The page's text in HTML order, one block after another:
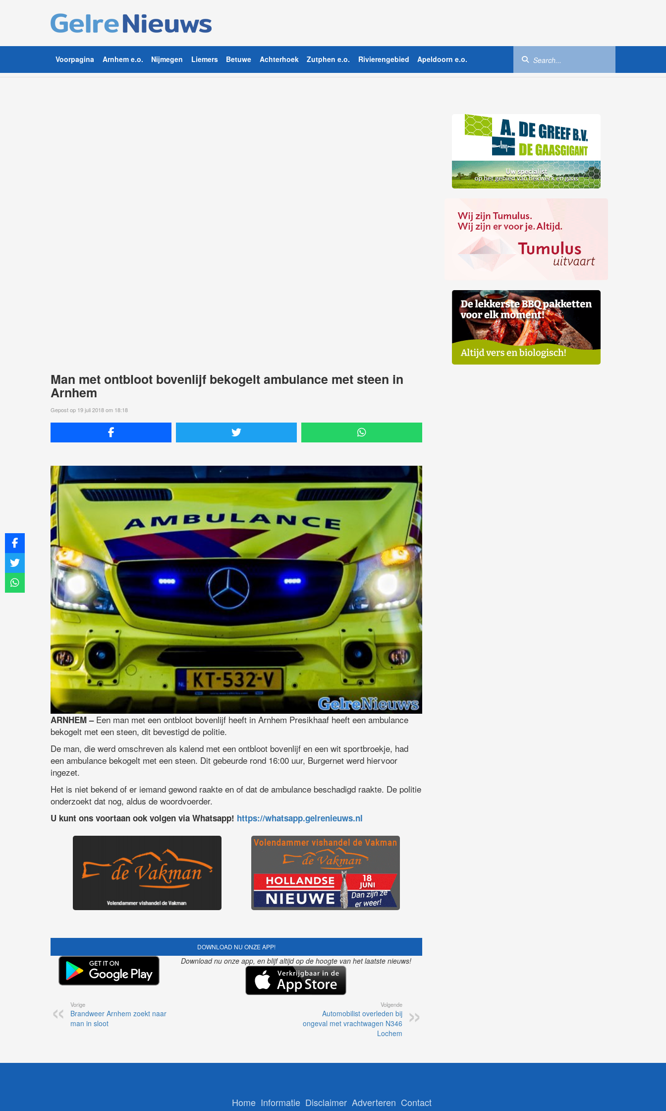
Voorpagina Arnhem e.o. Nijmegen Liemers Betuwe Achterhoek Zutphen e.o. Rivierengebied Apeldoorn e.o.
Man met ontbloot bovenlijf bekogelt ambulance met steen in
Arnhem
Gepost op 19 juli 2018 om 18:18
ARNHEM –Een man met een ontbloot bovenlijf heeft in Arnhem Presikhaaf heeft een ambulance
bekogelt met een steen, dit bevestigd de politie.
De man, die werd omschreven als kalend met een ontbloot bovenlijf en een wit sportbroekje, had
een ambulance bekogelt met een steen. Dit gebeurde rond 16:00 uur, Burgernet werd hiervoor
ingezet.
Het is niet bekend of er iemand gewond raakte en of dat de ambulance beschadigd raakte. De politie
onderzoekt dat nog, aldus de woordvoerder.
U kunt ons voortaan ook volgen via Whatsapp! https://whatsapp.gelrenieuws.nl
DOWNLOAD NU ONZE APP!
Download nu onze app, en blijf altijd op de hoogte van het laatste nieuws!
Vorige
Brandweer Arnhem zoekt naar
man in sloot
Volgende
Automobilist overleden bij
ongeval met vrachtwagen N346
Lochem
Home Informatie Disclaimer Adverteren Contact